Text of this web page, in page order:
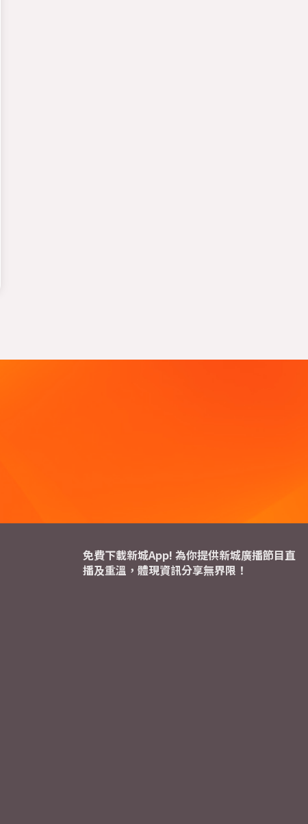
免費下載新城App! 為你提供新城廣播節目直
播及重溫，體現資訊分享無界限！